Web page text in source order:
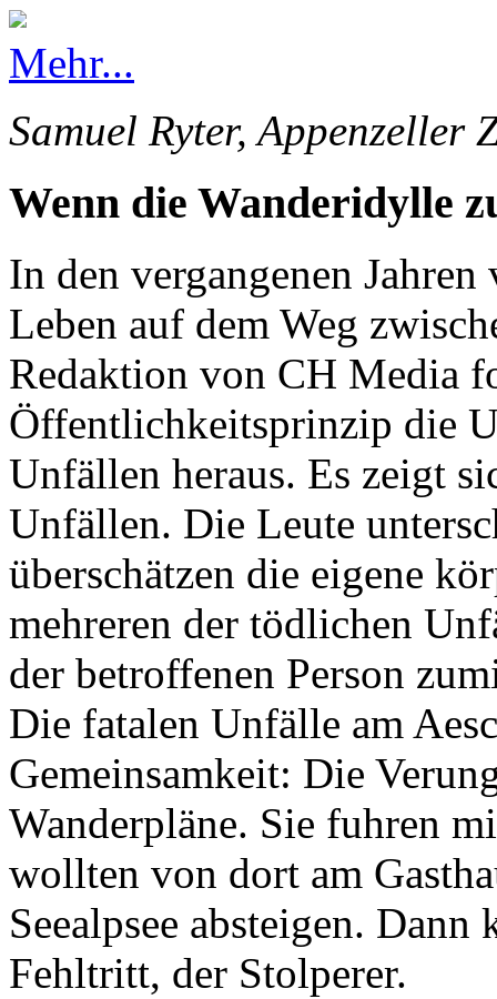
Mehr...
Samuel Ryter, Appenzeller
Wenn die Wanderidylle
In den vergangenen
Leben auf dem Weg
Redaktion von CH Media
Öffentlichkeitsprinzip die
Unfällen heraus. Es zeigt
Unfällen. Die Leute
überschätzen die eigene
mehreren der tödlichen
der betroffenen Person
Die fatalen Unfälle am
Gemeinsamkeit: Die
Wanderpläne. Sie fuhren
wollten von dort am
Seealpsee absteigen.
Fehltritt, der Stolperer.